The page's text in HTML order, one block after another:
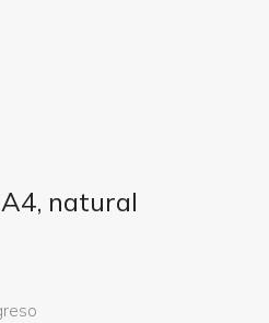
natural